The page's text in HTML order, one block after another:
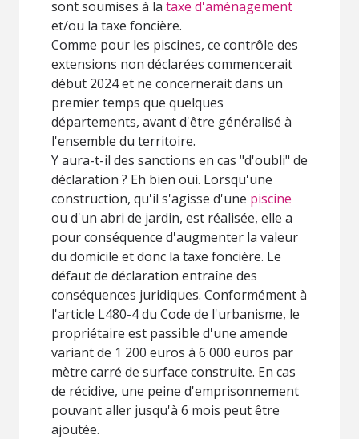
sont soumises à la taxe d'aménagement
et/ou la taxe foncière.
Comme pour les piscines, ce contrôle des
extensions non déclarées commencerait
début 2024 et ne concernerait dans un
premier temps que quelques
départements, avant d'être généralisé à
l'ensemble du territoire.
Y aura-t-il des sanctions en cas "d'oubli" de
déclaration ? Eh bien oui. Lorsqu'une
construction, qu'il s'agisse d'une piscine
ou d'un abri de jardin, est réalisée, elle a
pour conséquence d'augmenter la valeur
du domicile et donc la taxe foncière. Le
défaut de déclaration entraîne des
conséquences juridiques. Conformément à
l'article L480-4 du Code de l'urbanisme, le
propriétaire est passible d'une amende
variant de 1 200 euros à 6 000 euros par
mètre carré de surface construite. En cas
de récidive, une peine d'emprisonnement
pouvant aller jusqu'à 6 mois peut être
ajoutée.